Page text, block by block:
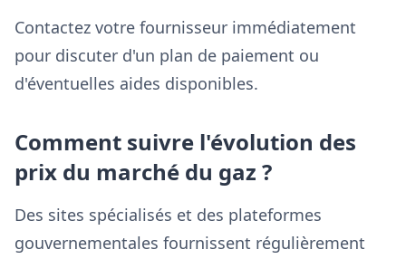
Contactez votre fournisseur immédiatement
pour discuter d'un plan de paiement ou
d'éventuelles aides disponibles.
Comment suivre l'évolution des
prix du marché du gaz ?
Des sites spécialisés et des plateformes
gouvernementales fournissent régulièrement